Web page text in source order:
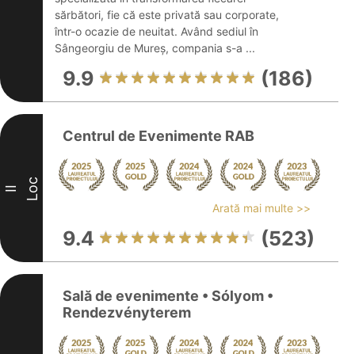
sărbători, fie că este privată sau corporate,
într-o ocazie de neuitat. Având sediul în
Sângeorgiu de Mureș, compania s-a ...
9.9 (186)
II Loc
Centrul de Evenimente RAB
Arată mai multe >>
9.4 (523)
Sală de evenimente • Sólyom •
Rendezvényterem